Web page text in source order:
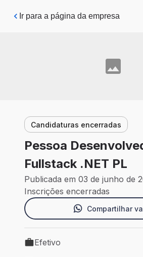
Pular para o conteúdo principal
Ir para a página da empresa
Candidaturas encerradas
Pessoa
Fullstack .NET PL
Publicada em 03 de junho de
Inscrições encerradas
Compartilhar
Tipo de vaga: Efetivo
Efetivo